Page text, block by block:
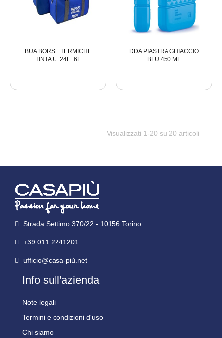
BUA BORSE TERMICHE
TINTA U. 24L+6L
DDA PIASTRA GHIACCIO
BLU 450 ML
Visualizzati 1-20 su 20 articoli
Strada Settimo 370/22 - 10156 Torino
+39 011 2241201
ufficio@casa-più.net
Info sull'azienda
Note legali
Termini e condizioni d'uso
Chi siamo